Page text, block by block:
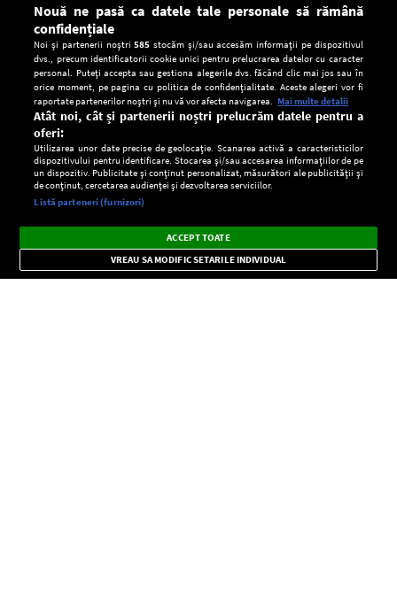
CONFIDENŢIALITATE
Setări:
Dark
Mode
Radio live, podcasturi, știri și alerte
importante.
×
Nouă ne pasă ca datele tale personale să rămână
confidențiale
Noi și partenerii noștri585 stocăm și/sau accesăm informații pe dispozitivul
dvs., precum identificatorii cookie unici pentru prelucrarea datelor cu caracter
personal. Puteți accepta sau gestiona alegerile dvs. făcând clic mai jos sau în
orice moment, pe pagina cu politica de confidențialitate. Aceste alegeri vor fi
raportate partenerilor noștri și nu vă vor afecta navigarea. Mai multe detalii
Atât noi, cât și partenerii noștri prelucrăm datele pentru a
oferi:
Utilizarea unor date precise de geolocație. Scanarea activă a caracteristicilor
dispozitivului pentru identificare. Stocarea și/sau accesarea informațiilor de pe
un dispozitiv. Publicitate și conținut personalizat, măsurători ale publicității și
de conținut, cercetarea audienței și dezvoltarea serviciilor.
Listă parteneri (furnizori)
ACCEPT TOATE
VREAU SA MODIFIC SETARILE INDIVIDUAL